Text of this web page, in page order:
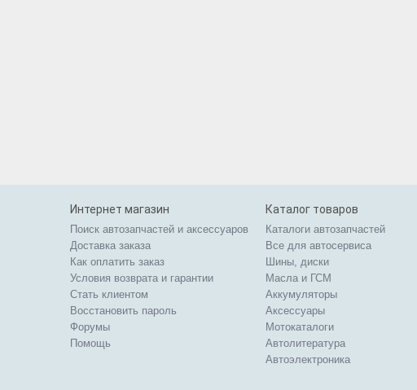
Интернет магазин
Поиск автозапчастей и аксессуаров
Доставка заказа
Как оплатить заказ
Условия возврата и гарантии
Стать клиентом
Восстановить пароль
Форумы
Помощь
Каталог товаров
Каталоги автозапчастей
Все для автосервиса
Шины, диски
Масла и ГСМ
Аккумуляторы
Аксессуары
Мотокаталоги
Автолитература
Автоэлектроника